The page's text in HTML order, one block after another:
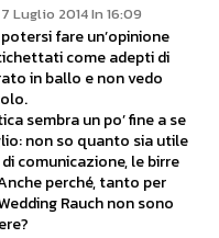
7 Luglio 2014 In 16:09
fare un’opinione
come adepti di
in ballo e non vedo
sembra un po’ fine a se
non so quanto sia utile
comunicazione, le birre
perché, tanto per
Rauch non sono